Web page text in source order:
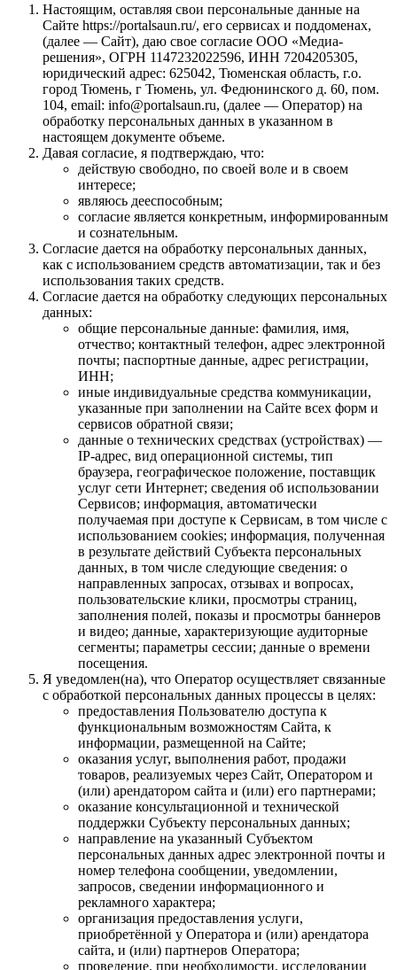
Настоящим, оставляя свои персональные данные на
Сайте https://portalsaun.ru/, его сервисах и поддоменах,
(далее — Сайт), даю свое согласие ООО «Медиа-
решения», ОГРН 1147232022596, ИНН 7204205305,
юридический адрес: 625042, Тюменская область, г.о.
город Тюмень, г Тюмень, ул. Федюнинского д. 60, пом.
104, email: info@portalsaun.ru, (далее — Оператор) на
обработку персональных данных в указанном в
настоящем документе объеме.
Давая согласие, я подтверждаю, что:
действую свободно, по своей воле и в своем
интересе;
являюсь дееспособным;
согласие является конкретным, информированным
и сознательным.
Согласие дается на обработку персональных данных,
как с использованием средств автоматизации, так и без
использования таких средств.
Согласие дается на обработку следующих персональных
данных:
общие персональные данные: фамилия, имя,
отчество; контактный телефон, адрес электронной
почты; паспортные данные, адрес регистрации,
ИНН;
иные индивидуальные средства коммуникации,
указанные при заполнении на Сайте всех форм и
сервисов обратной связи;
данные о технических средствах (устройствах) —
IP-адрес, вид операционной системы, тип
браузера, географическое положение, поставщик
услуг сети Интернет; сведения об использовании
Сервисов; информация, автоматически
получаемая при доступе к Сервисам, в том числе с
использованием cookies; информация, полученная
в результате действий Субъекта персональных
данных, в том числе следующие сведения: о
направленных запросах, отзывах и вопросах,
пользовательские клики, просмотры страниц,
заполнения полей, показы и просмотры баннеров
и видео; данные, характеризующие аудиторные
сегменты; параметры сессии; данные о времени
посещения.
Я уведомлен(на), что Оператор осуществляет связанные
с обработкой персональных данных процессы в целях:
предоставления Пользователю доступа к
функциональным возможностям Сайта, к
информации, размещенной на Сайте;
оказания услуг, выполнения работ, продажи
товаров, реализуемых через Сайт, Оператором и
(или) арендатором сайта и (или) его партнерами;
оказание консультационной и технической
поддержки Субъекту персональных данных;
направление на указанный Субъектом
персональных данных адрес электронной почты и
номер телефона сообщении, уведомлении,
запросов, сведении информационного и
рекламного характера;
организация предоставления услуги,
приобретённой у Оператора и (или) арендатора
сайта, и (или) партнеров Оператора;
проведение, при необходимости, исследовании